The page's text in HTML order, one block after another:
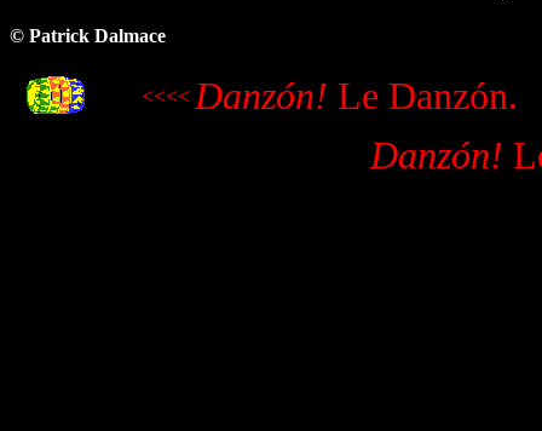
© Patrick Dalmace
<<<< Danzón! Le Danzón.
Danzón!